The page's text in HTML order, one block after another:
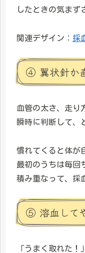
したときの気まず
関連デザイン： 採
④ 翼状針か
血管の太さ、走
瞬時に判断して、
慣れてくると体が
最初のうちは毎回
積み重なって、採
⑤ 溶血して
「うまく取れた